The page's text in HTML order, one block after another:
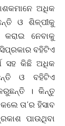
ଅଧିକ
ଓ ଶିଳ୍ପୀକୁ
ନେବାକୁ
ବହିଟିଏ
ସହ କିଛି ଅଧିକ
ଓ ବହିଟିଏ
। କିନ୍ତୁ
ତା’ର ହିସାବ
ପାଉଥିବା